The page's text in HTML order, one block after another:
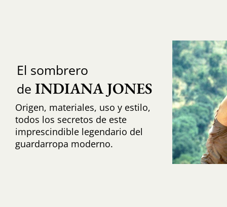
El sombrero
de INDIANA JONES
Origen, materiales, uso y estilo,
todos los secretos de este
imprescindible legendario del
guardarropa moderno.